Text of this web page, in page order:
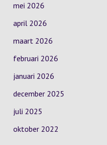
mei 2026
april 2026
maart 2026
februari 2026
januari 2026
december 2025
juli 2025
oktober 2022